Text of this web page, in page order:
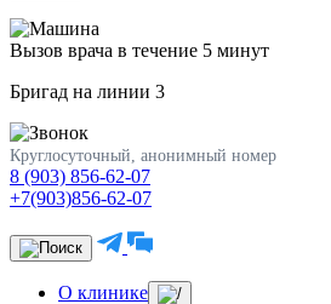
Вызов врача в течение 5 минут
Бригад на линии 3
Круглосуточный, анонимный номер
8 (903) 856-62-07
+7(903)856-62-07
О клинике